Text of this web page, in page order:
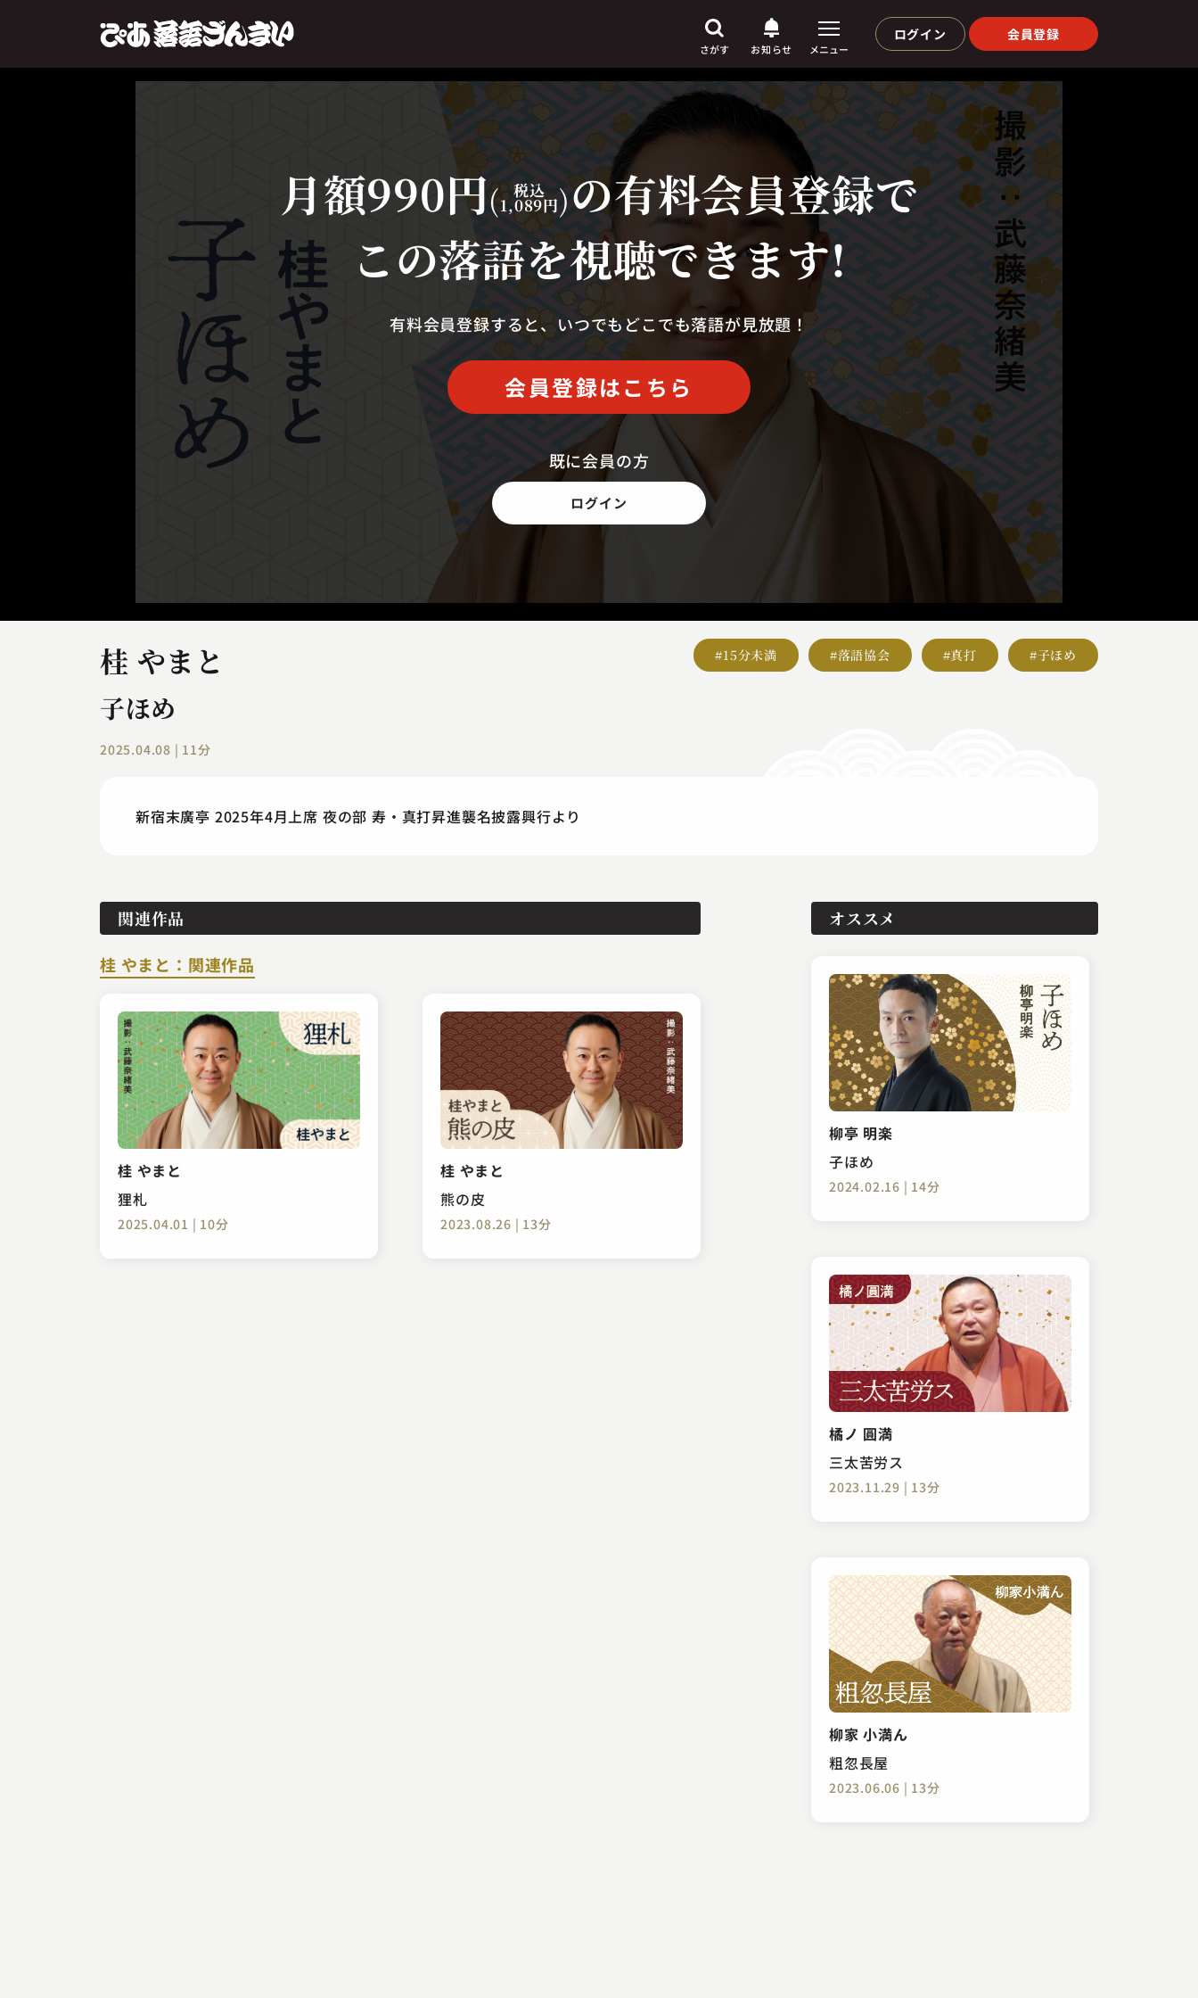
さがす
芸人からさがす
演目 からさがす
上演時間からさがす
お知らせ メニュー
ログイン 会員登録
月額990円( 税込
1,089円)の有料会員登録で
この落語を視聴できます!
有料会員登録すると、いつでもどこでも落語が見放題！
会員登録はこちら
既に会員の方
ログイン
桂 やまと
子ほめ
2025.04.08 | 11分
#15分未満 #落語協会 #真打 #子ほめ
新宿末廣亭 2025年4月上席 夜の部 寿・真打昇進襲名披露興行より
関連作品
桂 やまと：関連作品
桂 やまと
狸札
2025.04.01 | 10分
桂 やまと
熊の皮
2023.08.26 | 13分
オススメ
柳亭 明楽
子ほめ
2024.02.16 | 14分
橘ノ 圓満
三太苦労ス
2023.11.29 | 13分
柳家 小満ん
粗忽長屋
2023.06.06 | 13分